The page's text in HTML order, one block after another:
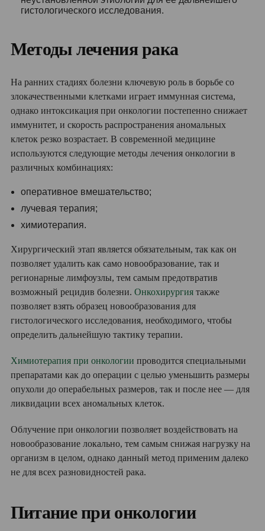
гистологического исследования.
Методы лечения рака
На ранних стадиях болезни ключевую роль в борьбе со
злокачественными клетками играет иммунная система,
однако интоксикация при онкологии постепенно снижает
иммунитет, и скорость распространения аномальных
клеток резко возрастает. В современной медицине
используются следующие методы лечения онкологии в
различных комбинациях:
оперативное вмешательство;
лучевая терапия;
химиотерапия.
Хирургический этап является обязательным, так как он
позволяет удалить как само новообразование, так и
регионарные лимфоузлы, тем самым предотвратив
возможный рецидив болезни. Онкохирургиятакже
позволяет взять образец новообразования для
гистологического исследования, необходимого, чтобы
определить дальнейшую тактику терапии.
Химиотерапия при онкологии проводится специальными
препаратами как до операции с целью уменьшить размеры
опухоли до операбельных размеров, так и после нее — для
ликвидации всех аномальных клеток.
Облучение при онкологии позволяет воздействовать на
новообразование локально, тем самым снижая нагрузку на
организм в целом, однако данный метод применим далеко
не для всех разновидностей рака.
Питание при онкологии